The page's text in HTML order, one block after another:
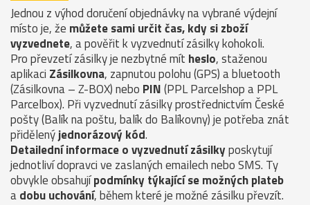
Jednou z výhod doručení objednávky na vybrané výdejní
místo je, že můžete sami určit čas, kdy si zboží
vyzvednete, a pověřit k vyzvednutí zásilky kohokoli.
Pro převzetí zásilky je nezbytné mít heslo, staženou
aplikaci Zásilkovna, zapnutou polohu (GPS) a bluetooth
(Zásilkovna – Z-BOX) nebo PIN(PPL Parcelshop a PPL
Parcelbox). Při vyzvednutí zásilky prostřednictvím České
pošty (Balík na poštu, balík do Balíkovny) je potřeba znát
přidělenýjednorázový kód.
Detailední informace o vyzvednutí zásilkyposkytují
jednotliví dopravci ve zaslaných emailech nebo SMS. Ty
obvykle obsahujípodmínky týkající se možných plateb
adobu uchování, během které je možné zásilku převzít.